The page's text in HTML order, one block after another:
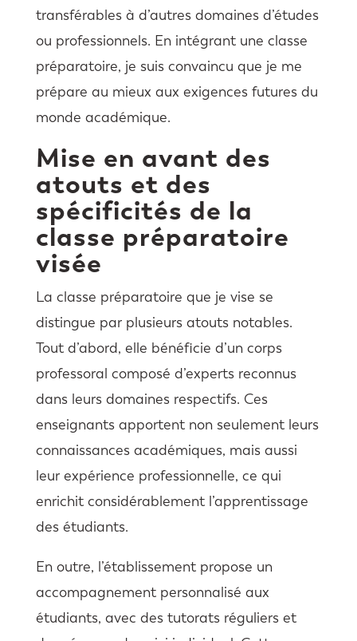
transférables à d’autres domaines d’études
ou professionnels. En intégrant une classe
préparatoire, je suis convaincu que je me
prépare au mieux aux exigences futures du
monde académique.
Mise en avant des
atouts et des
spécificités de la
classe préparatoire
visée
La classe préparatoire que je vise se
distingue par plusieurs atouts notables.
Tout d’abord, elle bénéficie d’un corps
professoral composé d’experts reconnus
dans leurs domaines respectifs. Ces
enseignants apportent non seulement leurs
connaissances académiques, mais aussi
leur expérience professionnelle, ce qui
enrichit considérablement l’apprentissage
des étudiants.
En outre, l’établissement propose un
accompagnement personnalisé aux
étudiants, avec des tutorats réguliers et